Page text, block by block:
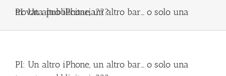
PI: Un altro iPhone, un altro bar… o solo una trovata pubblicitaria???
PI: Un altro iPhone, un altro bar… o solo una